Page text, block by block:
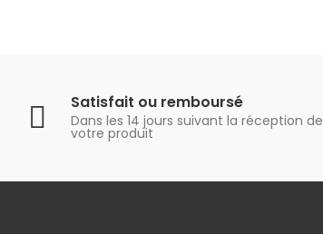
Satisfait ou remboursé
Dans les 14 jours suivant la réception de
votre produit